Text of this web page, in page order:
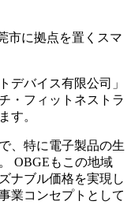
市に拠点を置くスマ
デバイス有限公司」
・フィットネストラ
す。
、特に電子製品の生
OBGEもこの地域
ナブル価格を実現し
業コンセプトとして